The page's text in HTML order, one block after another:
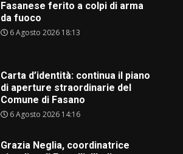
Carta d’identità: continua il piano
di aperture straordinarie del
Comune di Fasano
Grazia Neglia, coordinatrice
cittadina di Fratelli d’Italia,
pronta a tornare in Consiglio
comunale
Cura dei beni comuni e